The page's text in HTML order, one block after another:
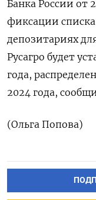
Банка России от
фиксации списка
депозитариях
Русагро будет
года,
2024 года,
(Ольга Попова)